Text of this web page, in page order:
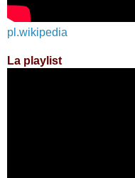
pl.wikipedia
La playlist